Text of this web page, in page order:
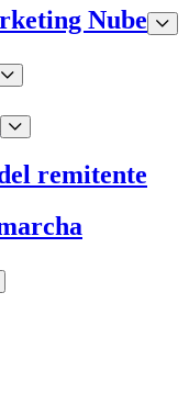
Nube
remitente